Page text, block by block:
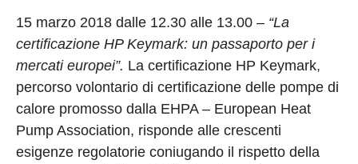
15 marzo 2018 dalle 12.30 alle 13.00 – “La
certificazione HP Keymark: un passaporto per i
mercati europei”. La certificazione HP Keymark,
percorso volontario di certificazione delle pompe di
calore promosso dalla EHPA – European Heat
Pump Association, risponde alle crescenti
esigenze regolatorie coniugando il rispetto della